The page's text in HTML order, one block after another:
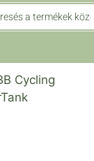
Cycling